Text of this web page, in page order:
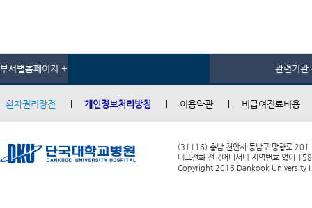
부서별홈페이지 + 관련기관
환자권리장전 개인정보처리방침 이용약관 비급여진료비용
(31116) 충남 천안시 동남구 망향로 201
대표전화 전국어디서나 지역번호 없이
Copyright 2016 Dankook University